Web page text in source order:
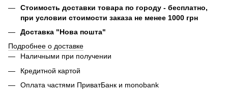
Стоимость доставки товара по городу - бесплатно,
при условии стоимости заказа не менее 1000 грн
Доставка "Нова пошта"
Подробнее о доставке
Наличными при получении
Кредитной картой
Оплата частями ПриватБанк и monobank